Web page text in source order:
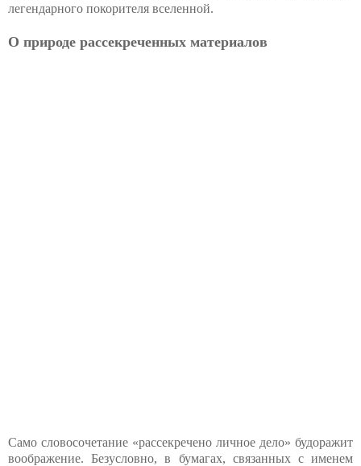
легендарного покорителя вселенной.
О природе рассекреченных материалов
Само словосочетание «рассекречено личное дело» будоражит
воображение. Безусловно, в бумагах, связанных с именем